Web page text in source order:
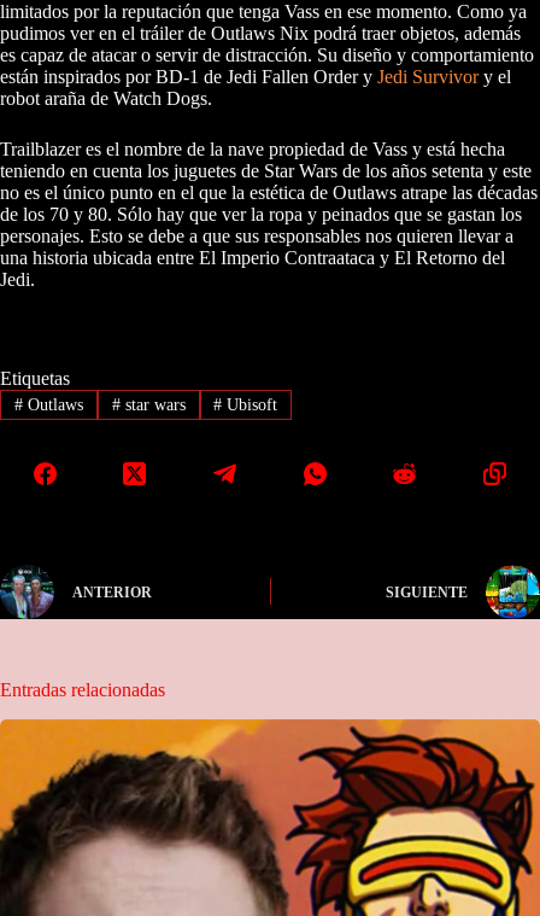
limitados por la reputación que tenga Vass en ese momento. Como ya
pudimos ver en el tráiler de Outlaws Nix podrá traer objetos, además
es capaz de atacar o servir de distracción. Su diseño y comportamiento
están inspirados por BD-1 de Jedi Fallen Order y Jedi Survivory el
robot araña de Watch Dogs.
Trailblazer es el nombre de la nave propiedad de Vass y está hecha
teniendo en cuenta los juguetes de Star Wars de los años setenta y este
no es el único punto en el que la estética de Outlaws atrape las décadas
de los 70 y 80. Sólo hay que ver la ropa y peinados que se gastan los
personajes. Esto se debe a que sus responsables nos quieren llevar a
una historia ubicada entre El Imperio Contraataca y El Retorno del
Jedi.
Etiquetas
#Outlaws #star wars # Ubisoft
ANTERIOR SIGUIENTE
Entradas relacionadas